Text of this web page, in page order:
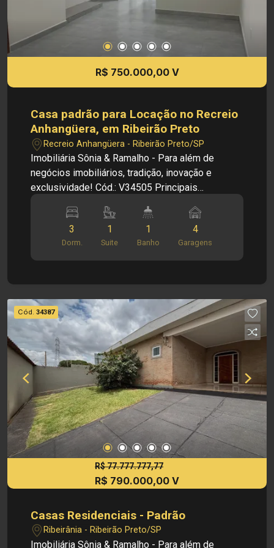
aviso prévio.
R$ 750.000,00 V
Casa padrão para Locação no Recreio
Anhangüera, em Ribeirão Preto
Recreio Anhangüera - Ribeirão Preto/SP
Imobiliária Sônia & Ramalho - Para além de
negócios imobiliários, tradição, inovação e
exclusividade! Cód.: V34505 Principais
Recreio Anhangüera - Sala de TV - Sala de Estar -
Cozinha americana - suíte com closet - 02
dormitórios - Lavanderia - 02 banheiros - 01
lavabo - 04 vagas de garagem (2 cobertas)
Churrasqueira - Área gourmet Localização
privilegiada: - Recreio Anhangüera, em um bairro
residencial tradicional, com fácil acesso a vias
principais da cidade e próximo a diversas ruas e
serviços da região Investimento de Venda: R$
de alterar qualquer informação referente a
valores, dados e disponibilidade de seus
imóveis, sem aviso prévio.
3
Dorm.
1
Suite
1
Banho
4
Garagens
Cód. 34387
R$ 77.777.777,77
R$ 790.000,00 V
Casas Residenciais - Padrão
Ribeirânia - Ribeirão Preto/SP
Imobiliária Sônia & Ramalho - Para além de